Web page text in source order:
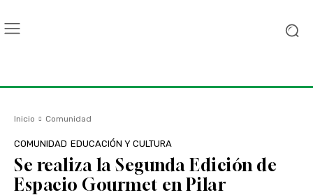
Inicio Comunidad
COMUNIDAD EDUCACIÓN Y CULTURA
Se realiza la Segunda Edición de
Espacio Gourmet en Pilar